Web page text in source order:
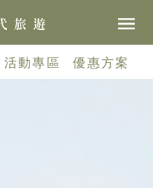
活動專區 優惠方案